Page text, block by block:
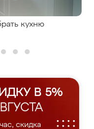
кухню
В 5%
скидка